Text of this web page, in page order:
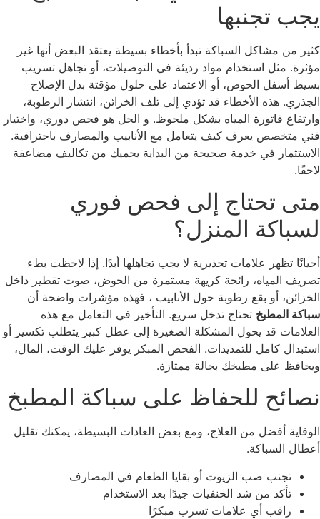
تجنبها
من مشاكل السباكة تبدأ بأخطاء بسيطة يعتقد البعض أنها غير
مثل استخدام مواد رديئة في التوصيلات، أو تجاهل تسريب
أسفل الحوض، أو الاعتماد على حلول مؤقتة بدل الإصلاح
هذه الأخطاء قد تؤدي إلى تلف الخزائن، انتشار الرطوبة،
فاتورة المياه بشكل ملحوظ. و الحل هو فحص دوري، واختيار
متخصص يعرف كيف يتعامل مع الأنابيب والمصارف باحترافية.
في خدمة صحيحة من البداية يحميك من تكاليف مضاعفة
تحتاج إلى فحص فوري
المنزل؟
تظهر علامات تحذيرية لا يجب تجاهلها أبدًا. إذا لاحظت بطء
المياه، رائحة كريهة مستمرة من الحوض، صوت تقطير داخل
أو بقع رطوبة حول الأنابيب ، فهذه مؤشرات واضحة أن
المطبختحتاج تدخل سريع. التأخير في التعامل مع هذه
قد يحول المشكلة الصغيرة إلى عطل كبير يتطلب تكسير أو
كامل للتمديدات. الفحص المبكر يوفر عليك الوقت، المال،
على مطبخك بحالة ممتازة.
للحفاظ على سباكة المطبخ
أفضل من العلاج، ومع بعض العادات البسيطة، يمكنك تقليل
السباكة.
تجنب صب الزيوت أو بقايا الطعام في المصارف
تأكد من شد الحنفيات جيدًا بعد الاستخدام
راقب أي علامات تسرب مبكرًا